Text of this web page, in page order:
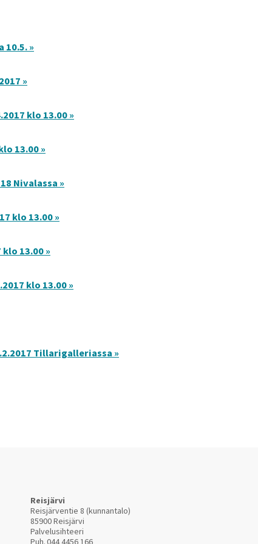
10.5. »
»
klo 13.00 »
13.00 »
Nivalassa »
klo 13.00 »
13.00 »
klo 13.00 »
Tillarigalleriassa »
Reisjärvi
Reisjärventie 8 (kunnantalo)
85900 Reisjärvi
Palvelusihteeri
Puh.044 4456 166